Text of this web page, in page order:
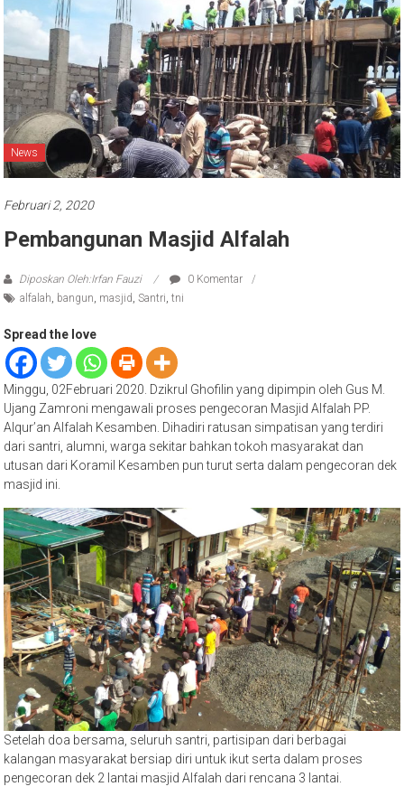
News
alfalah,bangun,masjid,Santri ,tni
Minggu, 02Februari 2020. Dzikrul Ghofilin yang dipimpin oleh Gus M.
Ujang Zamroni mengawali proses pengecoran Masjid Alfalah PP.
Alqur’an Alfalah Kesamben. Dihadiri ratusan simpatisan yang terdiri
dari santri, alumni, warga sekitar bahkan tokoh masyarakat dan
utusan dari Koramil Kesamben pun turut serta dalam pengecoran dek
masjid ini.
Setelah doa bersama, seluruh santri, partisipan dari berbagai
kalangan masyarakat bersiap diri untuk ikut serta dalam proses
pengecoran dek 2 lantai masjid Alfalah dari rencana 3 lantai.